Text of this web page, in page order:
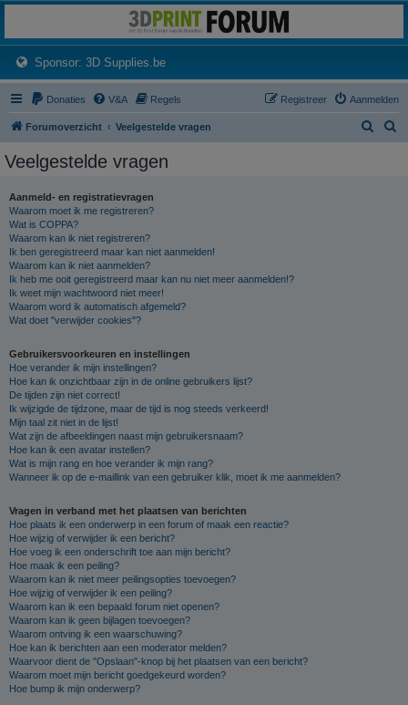
Het 3D print forum van de Benelux na de sluiting van 3dprintforum.nl
Sponsor: 3D Supplies.be(Opens a new tab)
Donaties V&A Regels Aanmelden
Registreer
Forumoverzicht Veelgestelde vragen
Veelgestelde vragen
Aanmeld- en registratievragen
Waarom moet ik me registreren?
Wat is COPPA?
Waarom kan ik niet registreren?
Ik ben geregistreerd maar kan niet aanmelden!
Waarom kan ik niet aanmelden?
Ik heb me ooit geregistreerd maar kan nu niet meer aanmelden!?
Ik weet mijn wachtwoord niet meer!
Waarom word ik automatisch afgemeld?
Wat doet "verwijder cookies"?
Gebruikersvoorkeuren en instellingen
Hoe verander ik mijn instellingen?
Hoe kan ik onzichtbaar zijn in de online gebruikers lijst?
De tijden zijn niet correct!
Ik wijzigde de tijdzone, maar de tijd is nog steeds verkeerd!
Mijn taal zit niet in de lijst!
Wat zijn de afbeeldingen naast mijn gebruikersnaam?
Hoe kan ik een avatar instellen?
Wat is mijn rang en hoe verander ik mijn rang?
Wanneer ik op de e-maillink van een gebruiker klik, moet ik me aanmelden?
Vragen in verband met het plaatsen van berichten
Hoe plaats ik een onderwerp in een forum of maak een reactie?
Hoe wijzig of verwijder ik een bericht?
Hoe voeg ik een onderschrift toe aan mijn bericht?
Hoe maak ik een peiling?
Waarom kan ik niet meer peilingsopties toevoegen?
Hoe wijzig of verwijder ik een peiling?
Waarom kan ik een bepaald forum niet openen?
Waarom kan ik geen bijlagen toevoegen?
Waarom ontving ik een waarschuwing?
Hoe kan ik berichten aan een moderator melden?
Waarvoor dient de "Opslaan"-knop bij het plaatsen van een bericht?
Waarom moet mijn bericht goedgekeurd worden?
Hoe bump ik mijn onderwerp?